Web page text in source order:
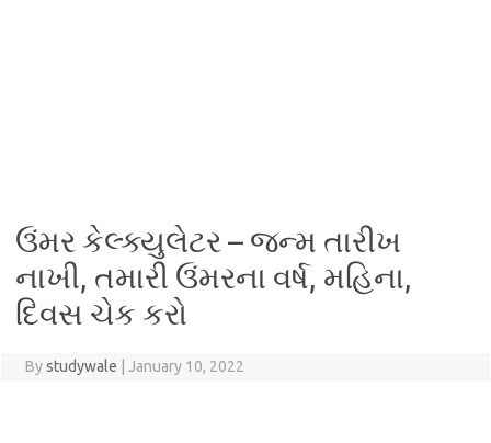
ઉંમર કેલ્ક્યુલેટર – જન્મ તારીખ
નાખી, તમારી ઉંમરના વર્ષ, મહિના,
દિવસ ચેક કરો
Bystudywale January 10, 2022